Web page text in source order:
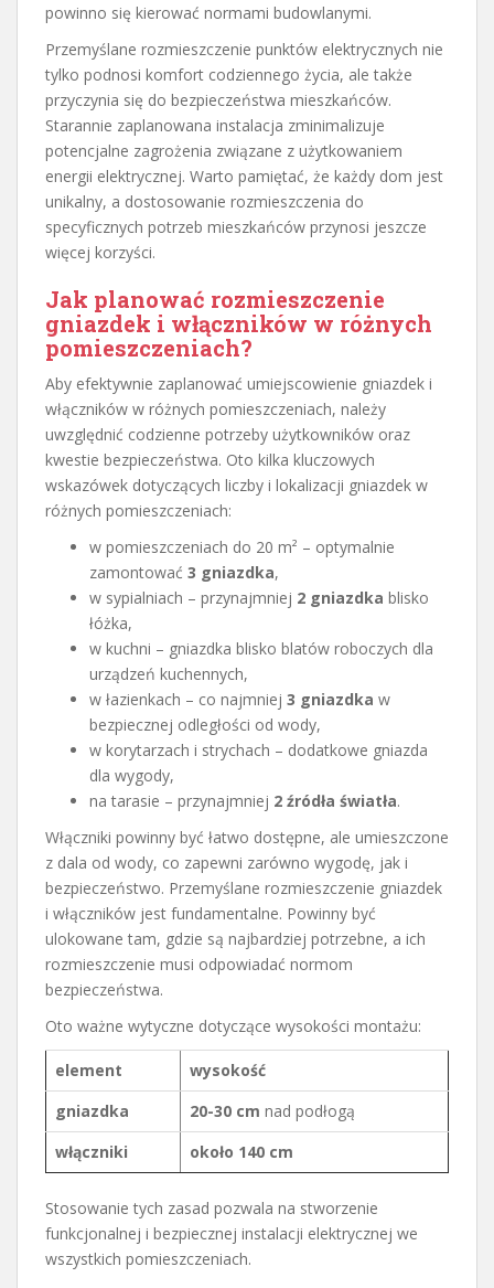
powinno się kierować normami budowlanymi.
Przemyślane rozmieszczenie punktów elektrycznych nie
tylko podnosi komfort codziennego życia, ale także
przyczynia się do bezpieczeństwa mieszkańców.
Starannie zaplanowana instalacja zminimalizuje
potencjalne zagrożenia związane z użytkowaniem
energii elektrycznej. Warto pamiętać, że każdy dom jest
unikalny, a dostosowanie rozmieszczenia do
specyficznych potrzeb mieszkańców przynosi jeszcze
więcej korzyści.
Jak planować rozmieszczenie
gniazdek i włączników w różnych
pomieszczeniach?
Aby efektywnie zaplanować umiejscowienie gniazdek i
włączników w różnych pomieszczeniach, należy
uwzględnić codzienne potrzeby użytkowników oraz
kwestie bezpieczeństwa. Oto kilka kluczowych
wskazówek dotyczących liczby i lokalizacji gniazdek w
różnych pomieszczeniach:
w pomieszczeniach do 20 m² – optymalnie
zamontować 3 gniazdka,
w sypialniach – przynajmniej 2 gniazdka blisko
łóżka,
w kuchni – gniazdka blisko blatów roboczych dla
urządzeń kuchennych,
w łazienkach – co najmniej 3 gniazdka w
bezpiecznej odległości od wody,
w korytarzach i strychach – dodatkowe gniazda
dla wygody,
na tarasie – przynajmniej 2 źródła światła.
Włączniki powinny być łatwo dostępne, ale umieszczone
z dala od wody, co zapewni zarówno wygodę, jak i
bezpieczeństwo. Przemyślane rozmieszczenie gniazdek
i włączników jest fundamentalne. Powinny być
ulokowane tam, gdzie są najbardziej potrzebne, a ich
rozmieszczenie musi odpowiadać normom
bezpieczeństwa.
Oto ważne wytyczne dotyczące wysokości montażu:
element
wysokość
gniazdka
20-30 cm nad podłogą
włączniki
około 140 cm
Stosowanie tych zasad pozwala na stworzenie
funkcjonalnej i bezpiecznej instalacji elektrycznej we
wszystkich pomieszczeniach.